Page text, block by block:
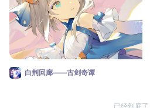
瓦卡莎
芙蕖
比戈尼亚＞马尔斯 ↑耶芙娜
助战角色(3花崔远之)
二、烙痕(2防2体1攻1专):
朗朗 自选＞早日r 麻痹大意
白荆回廊——古剑奇谭
已经到底了